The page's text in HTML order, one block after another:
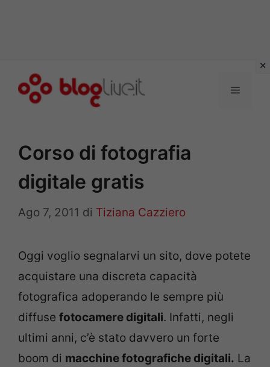
Menu
Corso di fotografia
digitale gratis
Ago 7, 2011 di Tiziana Cazziero
Oggi voglio segnalarvi un sito, dove potete
acquistare una discreta capacità
fotografica adoperando le sempre più
diffuse fotocamere digitali. Infatti, negli
ultimi anni, c’è stato davvero un forte
boom di macchine fotografiche digitali. La